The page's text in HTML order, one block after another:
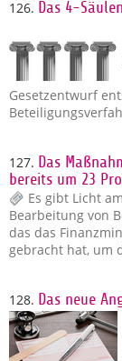
126. Das 4-
Gesetzentwurf
127. Das
bereits um 23
Es gibt Licht
Bearbeitung von
das das
gebracht hat, um
128. Das neue